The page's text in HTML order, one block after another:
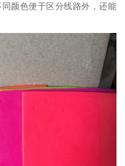
颜色便于区分线路外，还能